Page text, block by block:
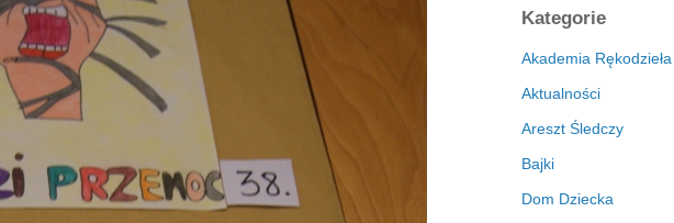
h
i
a
Kategorie
Akademia Rękodzieła
Aktualności
Areszt Śledczy
Bajki
Dom Dziecka